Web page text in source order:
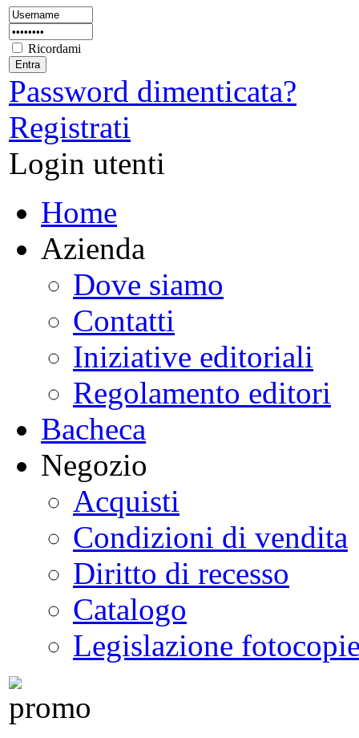
Ricordami
Password dimenticata?
Registrati
Login utenti
Home
Azienda
Dove siamo
Contatti
Iniziative editoriali
Regolamento editori
Bacheca
Negozio
Acquisti
Condizioni di vendita
Diritto di recesso
Catalogo
Legislazione